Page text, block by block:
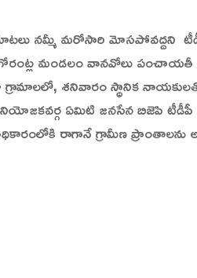
నమ్మీ మరోసారి మోసపోవద్దని
మండలం వానవోలు
గ్రామాలలో, శనివారం స్థానిక
ఏమిటి జనసేన బిజెపి
రాగానే గ్రామీణ ప్రాంతాలను